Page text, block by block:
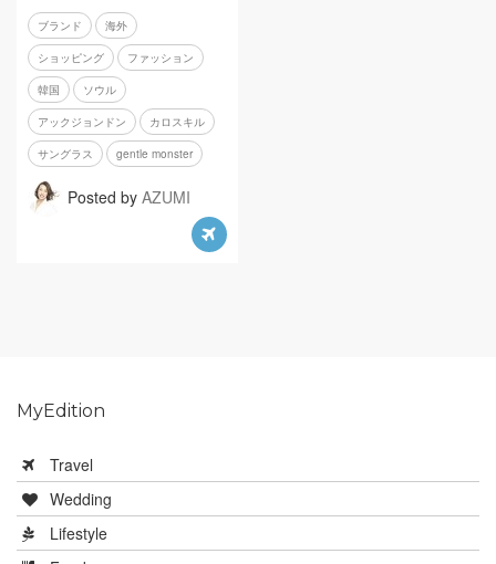
ブランド 海外
ショッピング ファッション
韓国 ソウル
アックジョンドン カロスキル
サングラス gentle monster
Posted by AZUMI
MyEdition
Travel
Wedding
Lifestyle